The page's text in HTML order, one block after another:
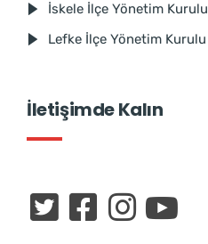
İskele İlçe Yönetim Kurulu
Lefke İlçe Yönetim Kurulu
İletişimde Kalın